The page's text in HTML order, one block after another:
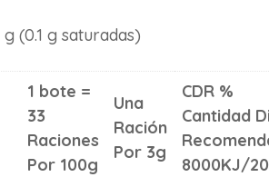
g (0.1 g saturadas)
1 bote =
33
Raciones
Por 100g
Una
Ración
Por 3g
CDR %
Cantidad
8000KJ/